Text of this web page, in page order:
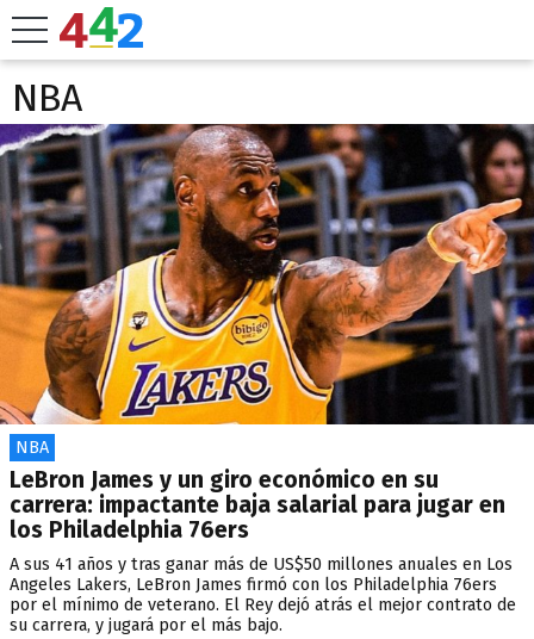
NBA
NBA
LeBron James y un giro económico en su
carrera: impactante baja salarial para jugar en
los Philadelphia 76ers
A sus 41 años y tras ganar más de US$50 millones anuales en Los
Angeles Lakers, LeBron James firmó con los Philadelphia 76ers
por el mínimo de veterano. El Rey dejó atrás el mejor contrato de
su carrera, y jugará por el más bajo.